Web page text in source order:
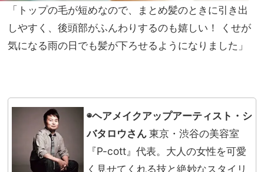
「トップの毛が短めなので、まとめ髪のときに引き出
しやすく、後頭部がふんわりするのも嬉しい！ くせが
気になる雨の日でも髪が下ろせるようになりました」
◉ヘアメイクアップアーティスト・シ
バタロウさん東京・渋谷の美容室
『P-cott』代表。大人の女性を可愛
く見せてくれる技と絶妙なスタイリ